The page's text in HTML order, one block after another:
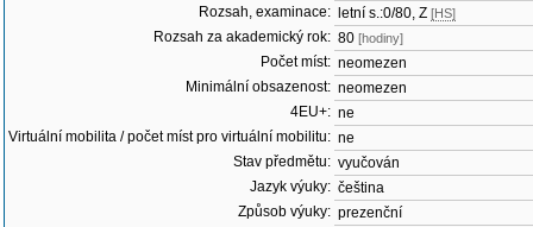
Rozsah, examinace:
letní s.:0/80, Z [HS]
Rozsah za akademický rok: 80 [hodiny]
Počet míst: neomezen
Minimální obsazenost: neomezen
4EU+: ne
Virtuální mobilita / počet míst pro virtuální mobilitu: ne
Stav předmětu: vyučován
Jazyk výuky: čeština
Způsob výuky: prezenční